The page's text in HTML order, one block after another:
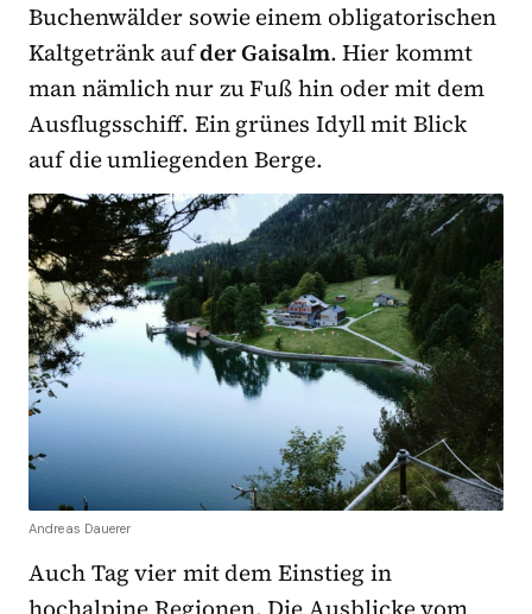
Buchenwälder sowie einem obligatorischen
Kaltgetränk aufder Gaisalm. Hier kommt
man nämlich nur zu Fuß hin oder mit dem
Ausflugsschiff. Ein grünes Idyll mit Blick
auf die umliegenden Berge.
Andreas Dauerer
Auch Tag vier mit dem Einstieg in